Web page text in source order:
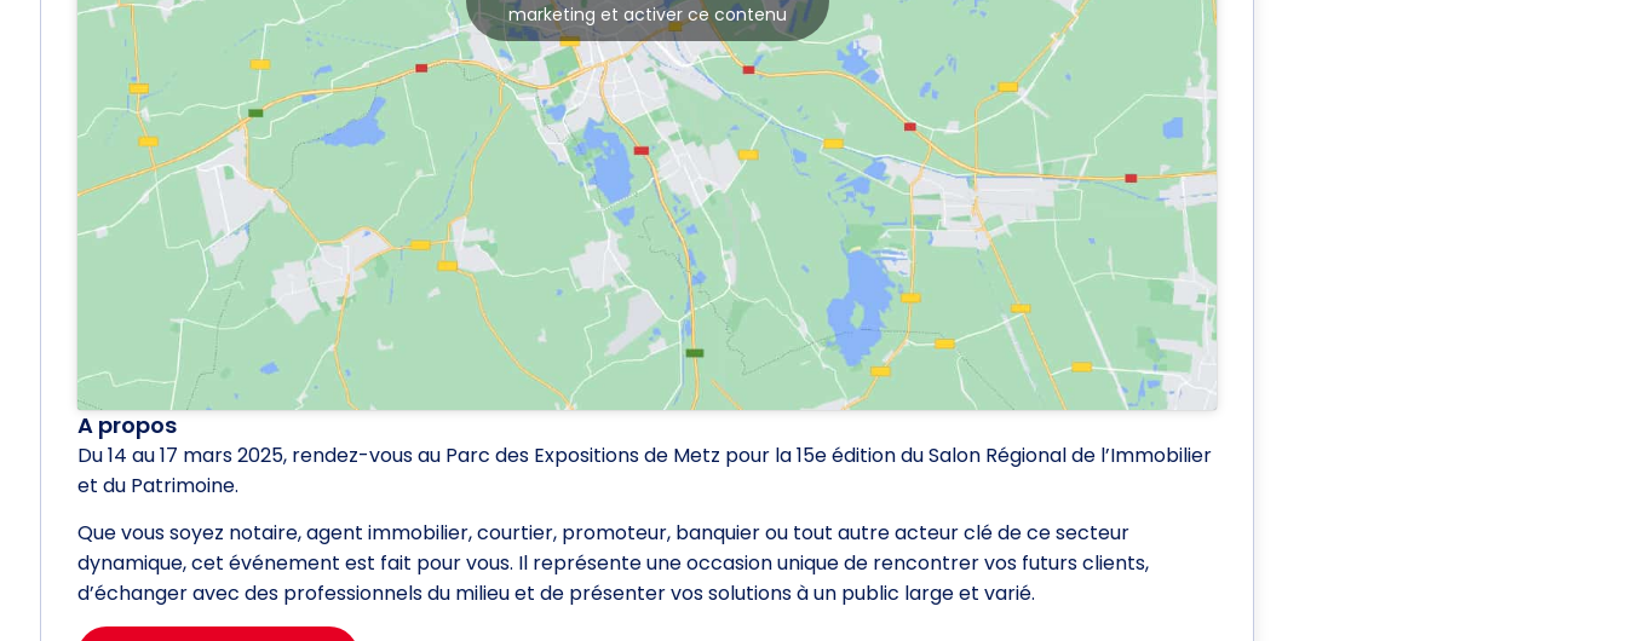
marketing et activer ce contenu
A propos
Du 14 au 17 mars 2025, rendez-vous au Parc des Expositions de Metz pour la 15e édition du Salon Régional de l’Immobilier
et du Patrimoine.
Que vous soyez notaire, agent immobilier, courtier, promoteur, banquier ou tout autre acteur clé de ce secteur
dynamique, cet événement est fait pour vous. Il représente une occasion unique de rencontrer vos futurs clients,
d’échanger avec des professionnels du milieu et de présenter vos solutions à un public large et varié.